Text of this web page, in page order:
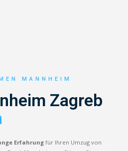
MANNHEIM
Zagreb
Erfahrung für Ihren Umzug von